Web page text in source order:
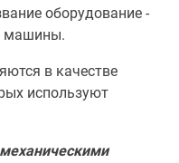
оборудование -
машины.
в качестве
используют